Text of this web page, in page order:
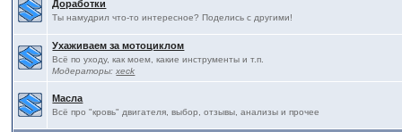
Доработки
Ты намудрил что-то интересное? Поделись с другими!
Ухаживаем за мотоциклом
Всё по уходу, как моем, какие инструменты и т.п.
Модераторы: xeck
Масла
Всё про "кровь" двигателя, выбор, отзывы, анализы и прочее